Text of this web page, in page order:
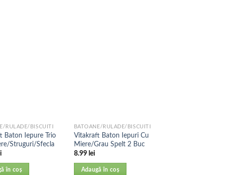
RULADE/BISCUITI
Baton Iepure Trio
Struguri/Sfecla
în coș
BATOANE/RULADE/BISCUITI
Vitakraft Baton Iepuri Cu
Miere/Grau Spelt 2 Buc
8.99 lei
Adaugă în coș